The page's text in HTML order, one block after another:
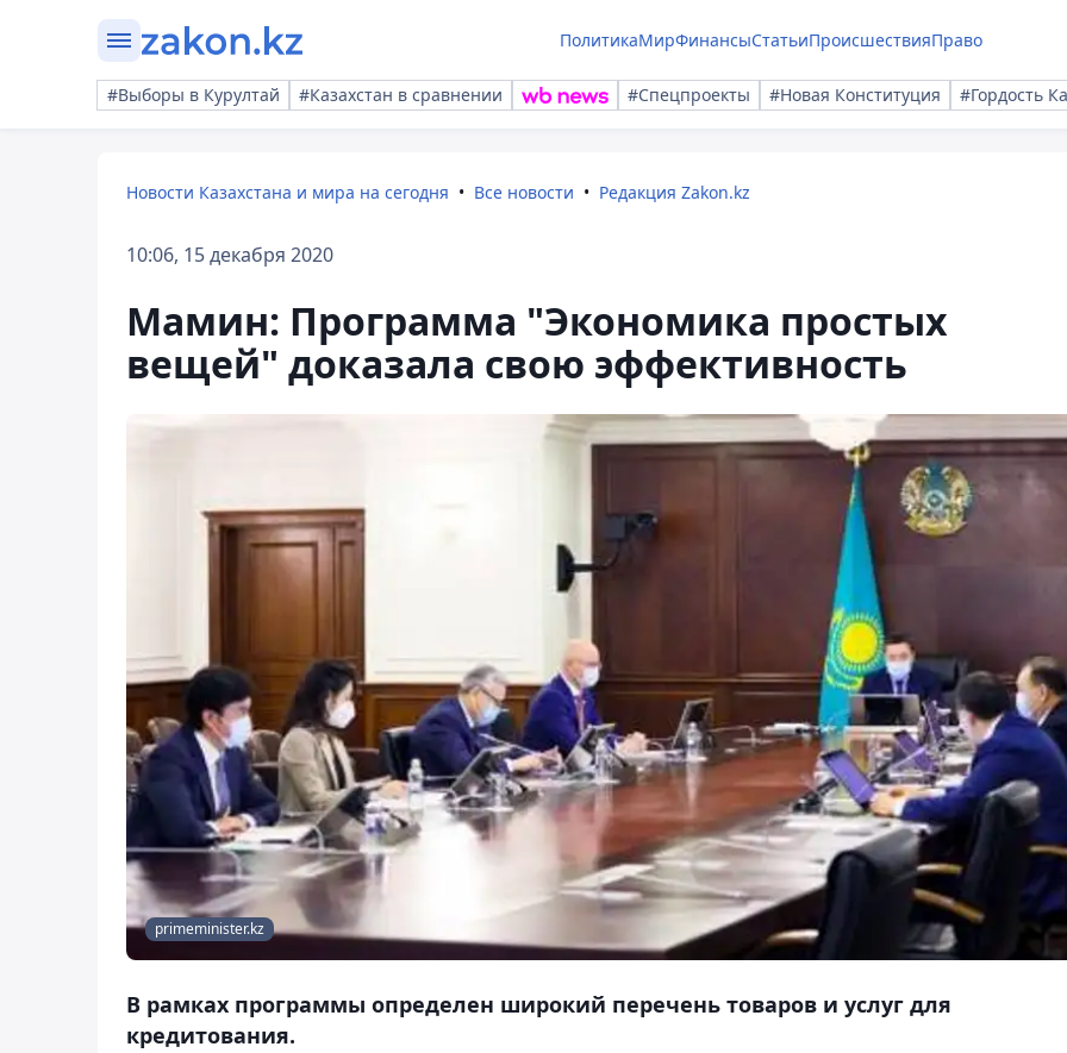
ПолитикаМирФинансыСтатьиПроисшествияПраво
#Выборы в Курултай #Казахстан в сравнении #Спецпроекты #Новая Конституция #Гордость
Новости Казахстана и мира на сегодня Все новости Редакция Zakon.kz
10:06, 15 декабря 2020
Мамин: Программа "Экономика простых
вещей" доказала свою эффективность
primeminister.kz
В рамках программы определен широкий перечень товаров и услуг для
кредитования.